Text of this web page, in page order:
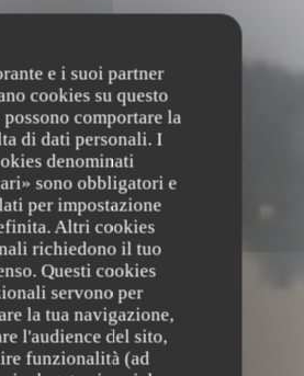
e i suoi partner
cookies su questo
possono comportare la
di dati personali. I
denominati
sono obbligatori e
per impostazione
Altri cookies
richiedono il tuo
Questi cookies
servono per
la tua navigazione,
l'audience del sito,
funzionalità (ad